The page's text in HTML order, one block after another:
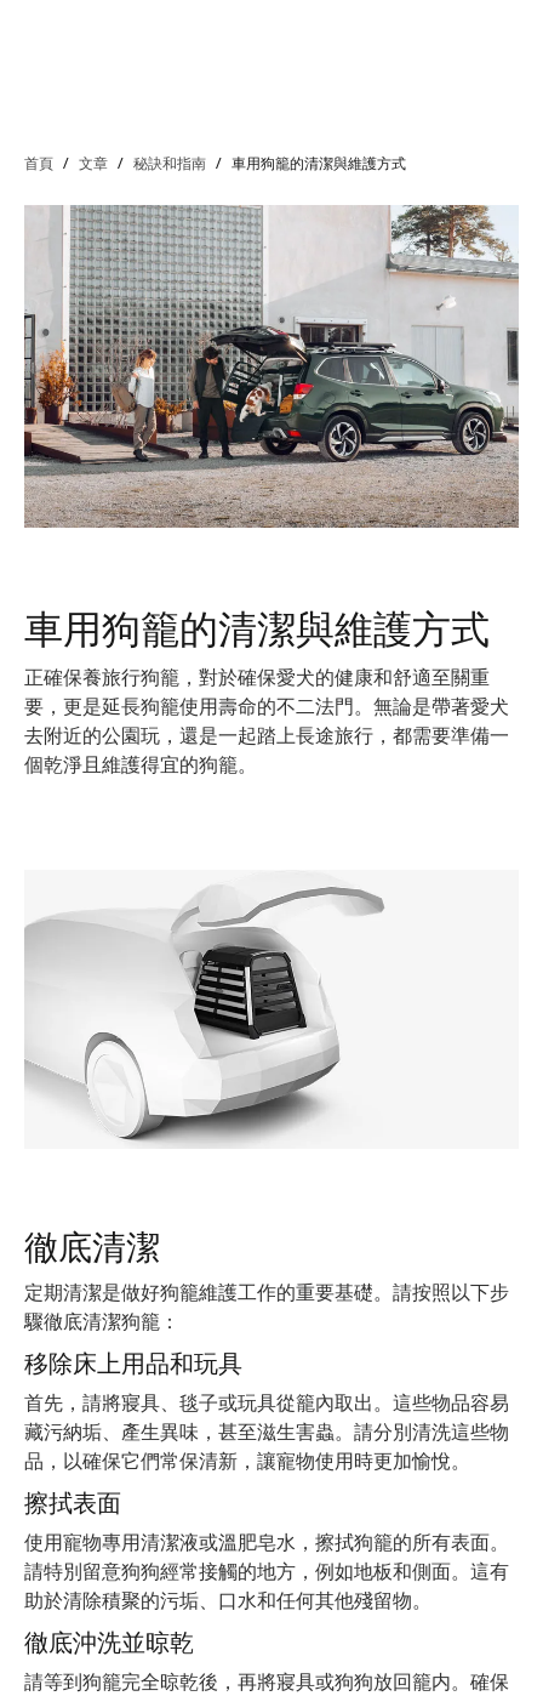
首頁 / 文章 / 秘訣和指南 / 車用狗籠的清潔與維護方式
車用狗籠的清潔與維護方式
正確保養旅行狗籠，對於確保愛犬的健康和舒適至關重
要，更是延長狗籠使用壽命的不二法門。無論是帶著愛犬
去附近的公園玩，還是一起踏上長途旅行，都需要準備一
個乾淨且維護得宜的狗籠。
徹底清潔
定期清潔是做好狗籠維護工作的重要基礎。請按照以下步
驟徹底清潔狗籠：
移除床上用品和玩具
首先，請將寢具、毯子或玩具從籠內取出。這些物品容易
藏污納垢、產生異味，甚至滋生害蟲。請分別清洗這些物
品，以確保它們常保清新，讓寵物使用時更加愉悅。
擦拭表面
使用寵物專用清潔液或溫肥皂水，擦拭狗籠的所有表面。
請特別留意狗狗經常接觸的地方，例如地板和側面。這有
助於清除積聚的污垢、口水和任何其他殘留物。
徹底沖洗並晾乾
請等到狗籠完全晾乾後，再將寢具或狗狗放回籠内。確保